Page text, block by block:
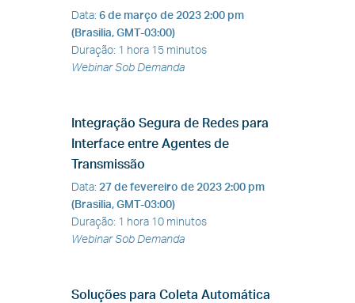
Data: 6 de março de 2023 2:00 pm
(Brasilia, GMT-03:00)
Duração: 1 hora 15 minutos
Webinar Sob Demanda
Integração Segura de Redes para
Interface entre Agentes de
Transmissão
Data: 27 de fevereiro de 2023 2:00 pm
(Brasilia, GMT-03:00)
Duração: 1 hora 10 minutos
Webinar Sob Demanda
Soluções para Coleta Automática